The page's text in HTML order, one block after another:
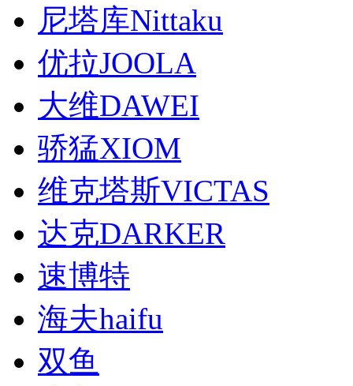
尼塔库Nittaku
优拉JOOLA
大维DAWEI
骄猛XIOM
维克塔斯VICTAS
达克DARKER
速博特
海夫haifu
双鱼